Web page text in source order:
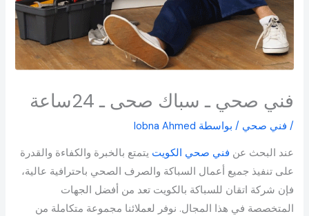
فني صحي ـ سباك صحى ـ 24ساعة
/ فني صحي / بواسطة lobna Ahmed
عند البحث عن فني صحي الكويت يتمتع بالخبرة والكفاءة والقدرة
على تنفيذ جميع أعمال السباكة والصرف الصحي باحترافية عالية،
فإن شركة اتقان للسباكة بالكويت تعد من أفضل الجهات
المتخصصة في هذا المجال. نوفر لعملائنا مجموعة متكاملة من